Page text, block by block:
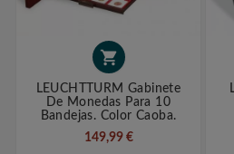

LEUCHTTURM Gabinete
De Monedas Para 10
Bandejas. Color Caoba.
149,99 €